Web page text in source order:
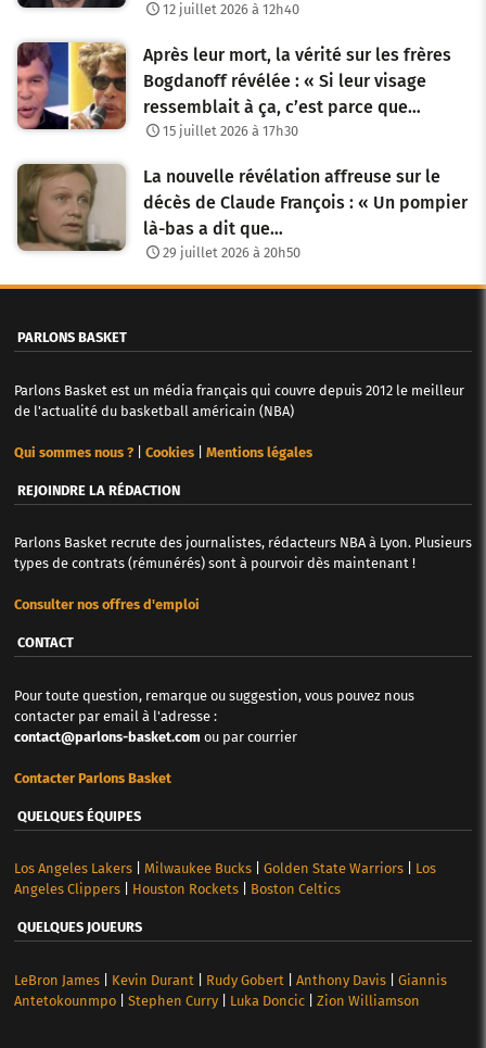
12 juillet 2026 à 12h40
Après leur mort, la vérité sur les frères
Bogdanoff révélée : « Si leur visage
ressemblait à ça, c’est parce que…
15 juillet 2026 à 17h30
La nouvelle révélation affreuse sur le
décès de Claude François : « Un pompier
là-bas a dit que…
29 juillet 2026 à 20h50
PARLONS BASKET
Parlons Basket est un média français qui couvre depuis 2012 le meilleur
de l'actualité du basketball américain (NBA)
Qui sommes nous ?| Cookies| Mentions légales
REJOINDRE LA RÉDACTION
Parlons Basket recrute des journalistes, rédacteurs NBA à Lyon. Plusieurs
types de contrats (rémunérés) sont à pourvoir dès maintenant !
Consulter nos offres d'emploi
CONTACT
Pour toute question, remarque ou suggestion, vous pouvez nous
contacter par email à l'adresse :
contact@parlons-basket.com ou par courrier
Contacter Parlons Basket
QUELQUES ÉQUIPES
Los Angeles Lakers| Milwaukee Bucks| Golden State Warriors| Los
Angeles Clippers| Houston Rockets| Boston Celtics
QUELQUES JOUEURS
LeBron James| Kevin Durant Rudy Gobert Anthony Davis| Giannis
Antetokounmpo| Stephen Curry| Luka Doncic| Zion Williamson